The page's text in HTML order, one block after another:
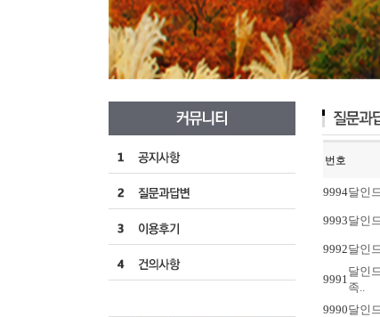
번호
9994달인
9993달인
9992달인
9991
달인
족..
9990달인